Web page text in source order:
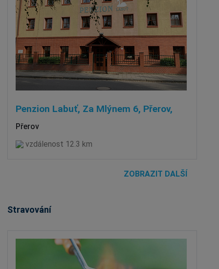
Penzion Labuť, Za Mlýnem 6, Přerov,
Přerov
vzdálenost 12.3 km
ZOBRAZIT DALŠÍ
Stravování